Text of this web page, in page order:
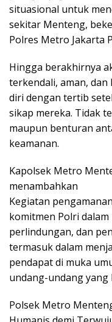
situasional untuk
sekitar Menteng,
Polres Metro Jakarta
Hingga berakhirnya
terkendali, aman,
diri dengan tertib
sikap mereka. Tidak
maupun benturan
keamanan.
Kapolsek Metro
menambahkan
Kegiatan
komitmen Polri
perlindungan, dan
termasuk dalam
pendapat di muka
undang-undang yang
Polsek Metro